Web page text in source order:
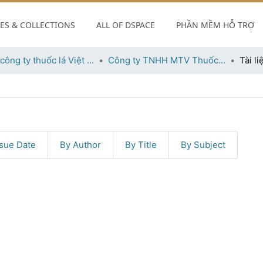
& COLLECTIONS ALL OF DSPACE PHẦN MỀM HỖ TRỢ
Tổng công ty thuốc lá Việt Nam Công ty TNHH MTV Thuốc lá Bắc Sơn
khai - Công ty TNHH
Date By Author By Title By Subject